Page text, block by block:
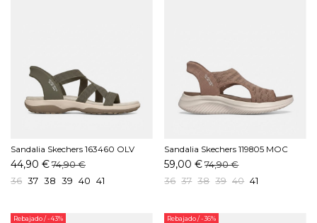
Sandalia Skechers 163460 OLV
Oliva
44,90 €74,90 €
36 37 38 39 40 41
Sandalia Skechers 119805 MOC
Mocha
59,00 € 74,90 €
36 37 38 39 40 41
Rebajado/ -43% Rebajado/ -36%